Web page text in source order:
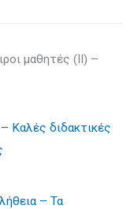
μαθητές (ΙΙ) –
– Καλές διδακτικές
– Τα